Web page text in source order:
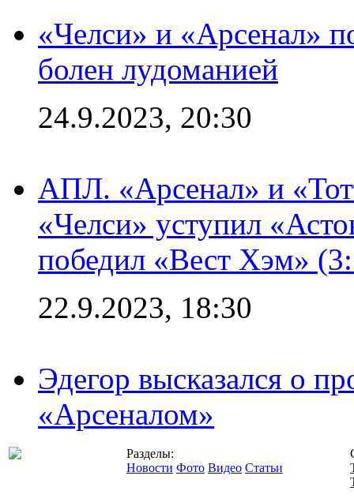
«Челси» и «Арсенал»
болен лудоманией
24.9.2023, 20:30
АПЛ. «Арсенал» и
«Челси» уступил
победил «Вест Хэм»
22.9.2023, 18:30
Эдегор высказался о
«Арсеналом»
Разделы:
Новости Фото Видео Статьи